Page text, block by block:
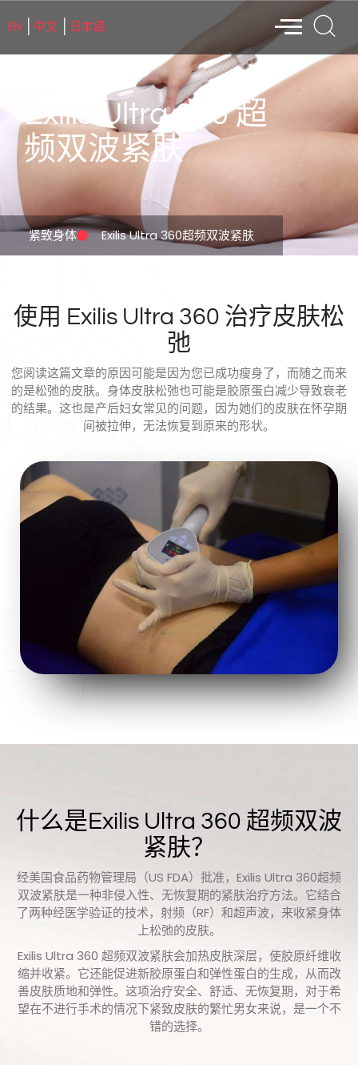
EN 中文 日本語
紧致身体 Exilis Ultra 360超频双波紧肤
Exilis Ultra 360 超
频双波紧肤
使用 Exilis Ultra 360 治疗皮肤松
弛
您阅读这篇文章的原因可能是因为您已成功瘦身了，而随之而来
的是松弛的皮肤。身体皮肤松弛也可能是胶原蛋白减少导致衰老
的结果。这也是产后妇女常见的问题，因为她们的皮肤在怀孕期
间被拉伸，无法恢复到原来的形状。
什么是Exilis Ultra 360 超频双波
紧肤？
经美国食品药物管理局（US FDA）批准，Exilis Ultra 360超频
双波紧肤是一种非侵入性、无恢复期的紧肤治疗方法。它结合
了两种经医学验证的技术，射频（RF）和超声波，来收紧身体
上松弛的皮肤。
Exilis Ultra 360 超频双波紧肤会加热皮肤深层，使胶原纤维收
缩并收紧。它还能促进新胶原蛋白和弹性蛋白的生成，从而改
善皮肤质地和弹性。这项治疗安全、舒适、无恢复期，对于希
望在不进行手术的情况下紧致皮肤的繁忙男女来说，是一个不
错的选择。